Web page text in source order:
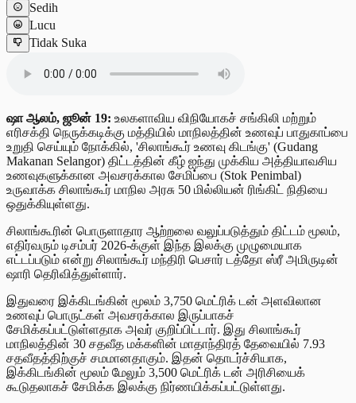
Sedih
Lucu
Tidak Suka
ஷா ஆலம், ஜூன் 19: உலகளாவிய விநியோகச் சங்கிலி மற்றும்
எரிசக்தி நெருக்கடிக்கு மத்தியில் மாநிலத்தின் உணவுப் பாதுகாப்பை
உறுதி செய்யும் நோக்கில், 'சிலாங்கூர் உணவு கிடங்கு' (Gudang
Makanan Selangor) திட்டத்தின் கீழ் ஐந்து முக்கிய அத்தியாவசிய
உணவுகளுக்கான அவசரக்கால சேமிப்பை (Stok Penimbal)
உருவாக்க சிலாங்கூர் மாநில அரசு 50 மில்லியன் ரிங்கிட் நிதியை
ஒதுக்கியுள்ளது.
சிலாங்கூரின் பொருளாதார ஆற்றலை வலுப்படுத்தும் திட்டம் மூலம்,
எதிர்வரும் டிசம்பர் 2026-க்குள் இந்த இலக்கு முழுமையாக
எட்டப்படும் என்று சிலாங்கூர் மந்திரி பெசார் டத்தோ ஸ்ரீ அமிருடின்
ஷாரி தெரிவித்துள்ளார்.
இதுவரை இக்கிடங்கின் மூலம் 3,750 மெட்ரிக் டன் அளவிலான
உணவுப் பொருட்கள் அவசரக்கால இருப்பாகச்
சேமிக்கப்பட்டுள்ளதாக அவர் குறிப்பிட்டார். இது சிலாங்கூர்
மாநிலத்தின் 30 சதவீத மக்களின் மாதாந்திரத் தேவையில் 7.93
சதவீதத்திற்குச் சமமானதாகும். இதன் தொடர்ச்சியாக,
இக்கிடங்கின் மூலம் மேலும் 3,500 மெட்ரிக் டன் அரிசியைக்
கூடுதலாகச் சேமிக்க இலக்கு நிர்ணயிக்கப்பட்டுள்ளது.